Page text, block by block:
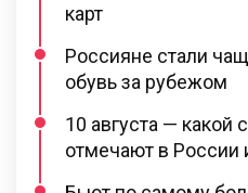
карт
Россияне стали
обувь за рубежом
10 августа — какой
отмечают в России